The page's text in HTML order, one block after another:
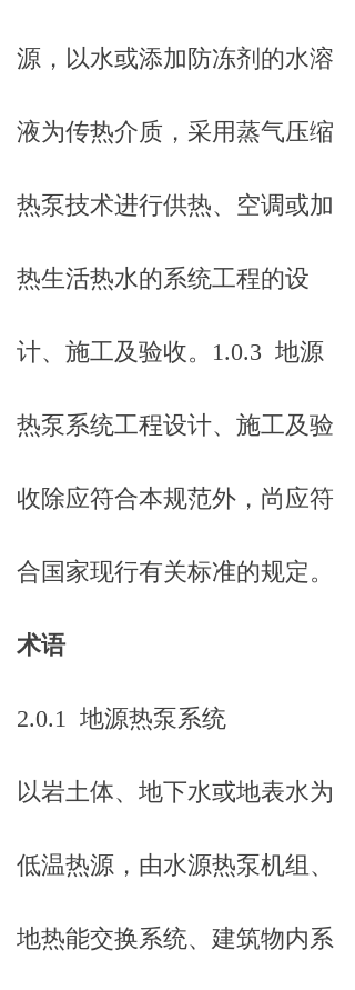
源，以水或添加防冻剂的水溶
液为传热介质，采用蒸气压缩
热泵技术进行供热、空调或加
热生活热水的系统工程的设
计、施工及验收。1.0.3 地源
热泵系统工程设计、施工及验
收除应符合本规范外，尚应符
合国家现行有关标准的规定。
术语
2.0.1 地源热泵系统
以岩土体、地下水或地表水为
低温热源，由水源热泵机组、
地热能交换系统、建筑物内系